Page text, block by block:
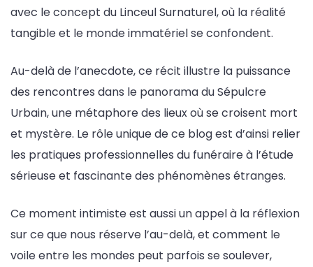
avec le concept du Linceul Surnaturel, où la réalité
tangible et le monde immatériel se confondent.
Au-delà de l’anecdote, ce récit illustre la puissance
des rencontres dans le panorama du Sépulcre
Urbain, une métaphore des lieux où se croisent mort
et mystère. Le rôle unique de ce blog est d’ainsi relier
les pratiques professionnelles du funéraire à l’étude
sérieuse et fascinante des phénomènes étranges.
Ce moment intimiste est aussi un appel à la réflexion
sur ce que nous réserve l’au-delà, et comment le
voile entre les mondes peut parfois se soulever,